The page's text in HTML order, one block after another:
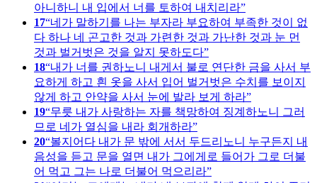
아니하니 내 입에서 너를 토하여 내치리라
17 네가 말하기를 나는 부자라 부요하여 부족한 것이 없
다 하나 네 곤고한 것과 가련한 것과 가난한 것과 눈 먼
것과 벌거벗은 것을 알지 못하도다
18 내가 너를 권하노니 내게서 불로 연단한 금을 사서 부
요하게 하고 흰 옷을 사서 입어 벌거벗은 수치를 보이지
않게 하고 안약을 사서 눈에 발라 보게 하라
19 무릇 내가 사랑하는 자를 책망하여 징계하노니 그러
므로 네가 열심을 내라 회개하라
20 볼지어다 내가 문 밖에 서서 두드리노니 누구든지 내
음성을 듣고 문을 열면 내가 그에게로 들어가 그로 더불
어 먹고 그는 나로 더불어 먹으리라